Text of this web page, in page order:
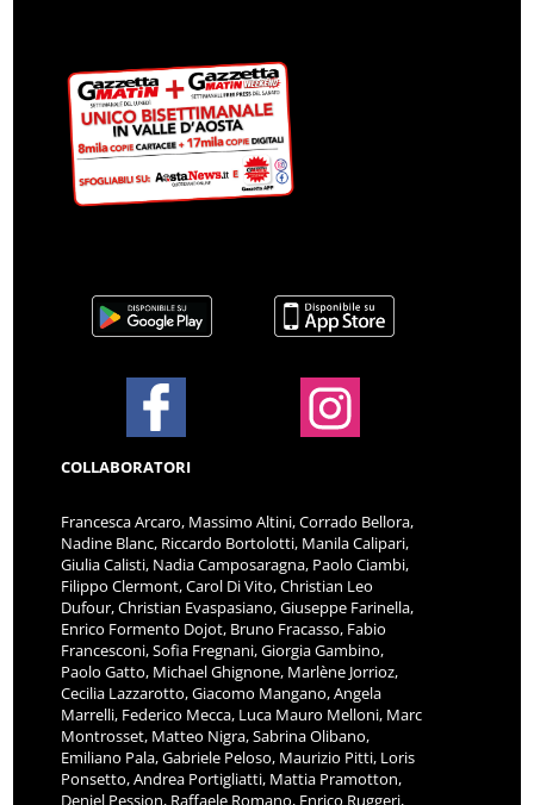
COLLABORATORI
Francesca Arcaro, Massimo Altini, Corrado Bellora,
Nadine Blanc, Riccardo Bortolotti, Manila Calipari,
Giulia Calisti, Nadia Camposaragna, Paolo Ciambi,
Filippo Clermont, Carol Di Vito, Christian Leo
Dufour, Christian Evaspasiano, Giuseppe Farinella,
Enrico Formento Dojot, Bruno Fracasso, Fabio
Francesconi, Sofia Fregnani, Giorgia Gambino,
Paolo Gatto, Michael Ghignone, Marlène Jorrioz,
Cecilia Lazzarotto, Giacomo Mangano, Angela
Marrelli, Federico Mecca, Luca Mauro Melloni, Marc
Montrosset, Matteo Nigra, Sabrina Olibano,
Emiliano Pala, Gabriele Peloso, Maurizio Pitti, Loris
Ponsetto, Andrea Portigliatti, Mattia Pramotton,
Deniel Pession, Raffaele Romano, Enrico Ruggeri,